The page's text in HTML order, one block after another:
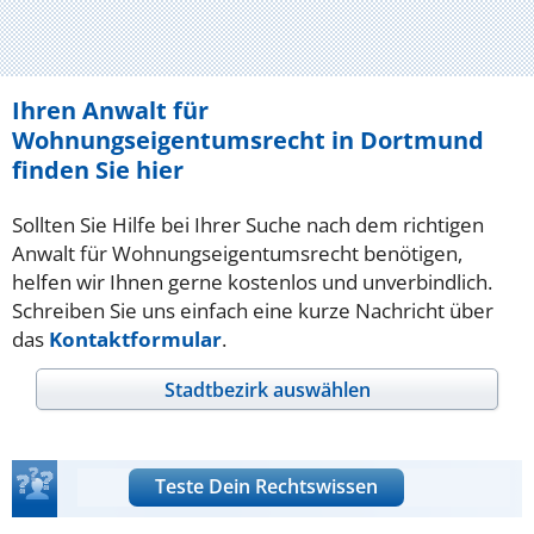
Ihren Anwalt für
Wohnungseigentumsrecht in Dortmund
finden Sie hier
Sollten Sie Hilfe bei Ihrer Suche nach dem richtigen
Anwalt für Wohnungseigentumsrecht benötigen,
helfen wir Ihnen gerne kostenlos und unverbindlich.
Schreiben Sie uns einfach eine kurze Nachricht über
das Kontaktformular.
Stadtbezirk auswählen
Teste Dein Rechtswissen